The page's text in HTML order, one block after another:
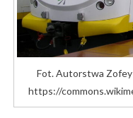
Fot. Autorstwa Zofey
https://